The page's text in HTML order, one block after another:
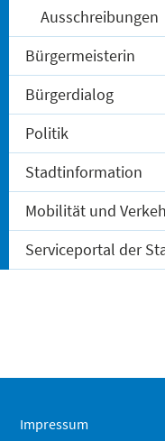
Ausschreibungen
Bürgermeisterin
Bürgerdialog
Politik
Stadtinformation
Mobilität und
Serviceportal der
Impressum